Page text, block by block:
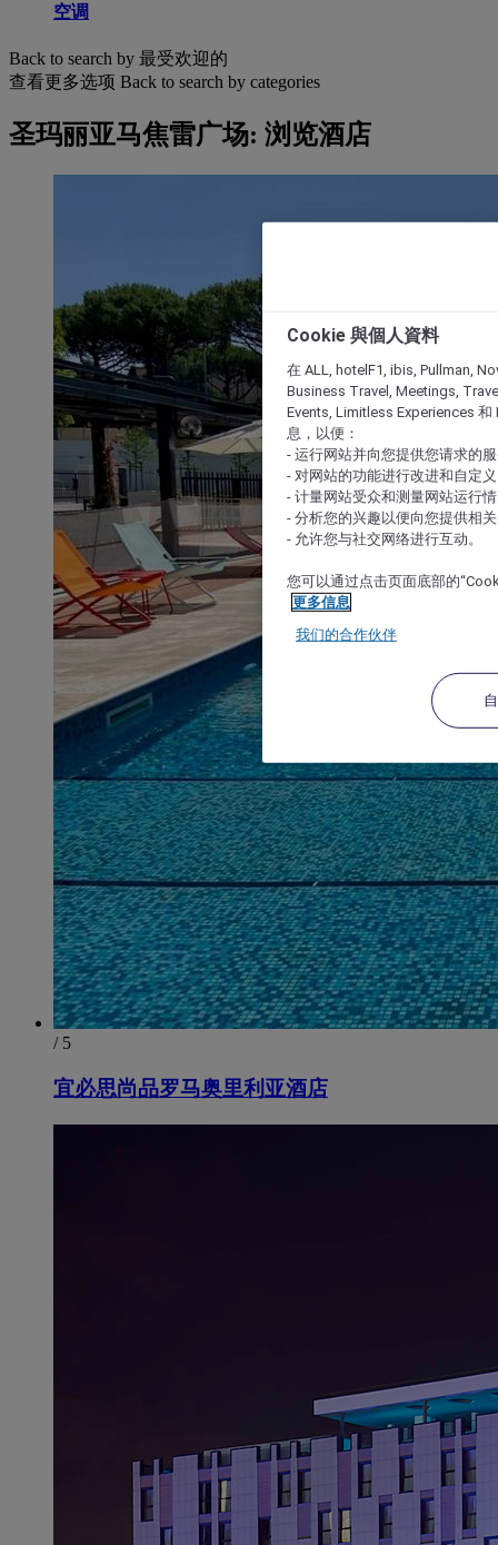
空调
Back to search by 最受欢迎的
查看更多选项 Back to search by categories
圣玛丽亚马焦雷广场: 浏览酒店
/ 5
宜必思尚品罗马奥里利亚酒店
Cookie 與個人資料
在 ALL, hotelF1, ibis, Pullman,
Business Travel, Meetings,
Events, Limitless Experiences 和
息，以便：
- 运行网站并向您提供您请求的
- 对网站的功能进行改进和自定义
- 计量网站受众和测量网站运行
- 分析您的兴趣以便向您提供相
- 允许您与社交网络进行互动。
您可以通过点击页面底部的
更多信息
我们的合作伙伴